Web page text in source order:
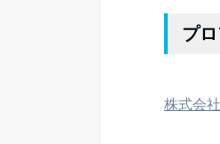
プ
株式会